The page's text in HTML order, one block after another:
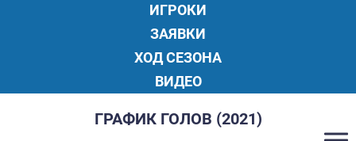
ИГРОКИ
ЗАЯВКИ
ХОД СЕЗОНА
ВИДЕО
ГРАФИК ГОЛОВ (2021)